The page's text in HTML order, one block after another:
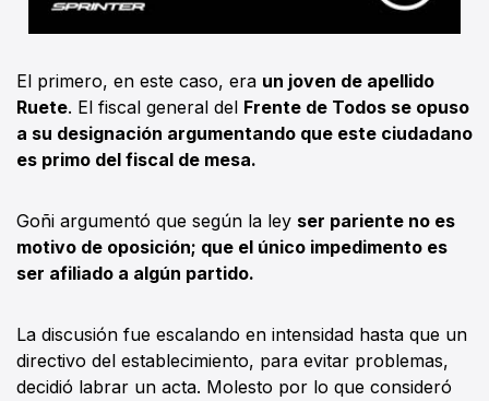
El primero, en este caso, era un joven de apellido
Ruete. El fiscal general del Frente de Todos se opuso
a su designación argumentando que este ciudadano
es primo del fiscal de mesa.
Goñi argumentó que según la ley ser pariente no es
motivo de oposición; que el único impedimento es
ser afiliado a algún partido.
La discusión fue escalando en intensidad hasta que un
directivo del establecimiento, para evitar problemas,
decidió labrar un acta. Molesto por lo que consideró